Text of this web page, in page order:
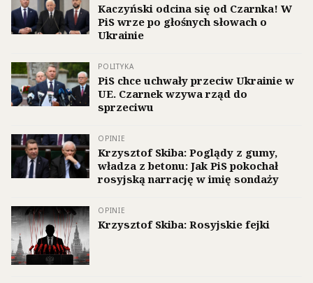
Kaczyński odcina się od Czarnka! W
PiS wrze po głośnych słowach o
Ukrainie
POLITYKA
PiS chce uchwały przeciw Ukrainie w
UE. Czarnek wzywa rząd do
sprzeciwu
OPINIE
Krzysztof Skiba: Poglądy z gumy,
władza z betonu: Jak PiS pokochał
rosyjską narrację w imię sondaży
OPINIE
Krzysztof Skiba: Rosyjskie fejki